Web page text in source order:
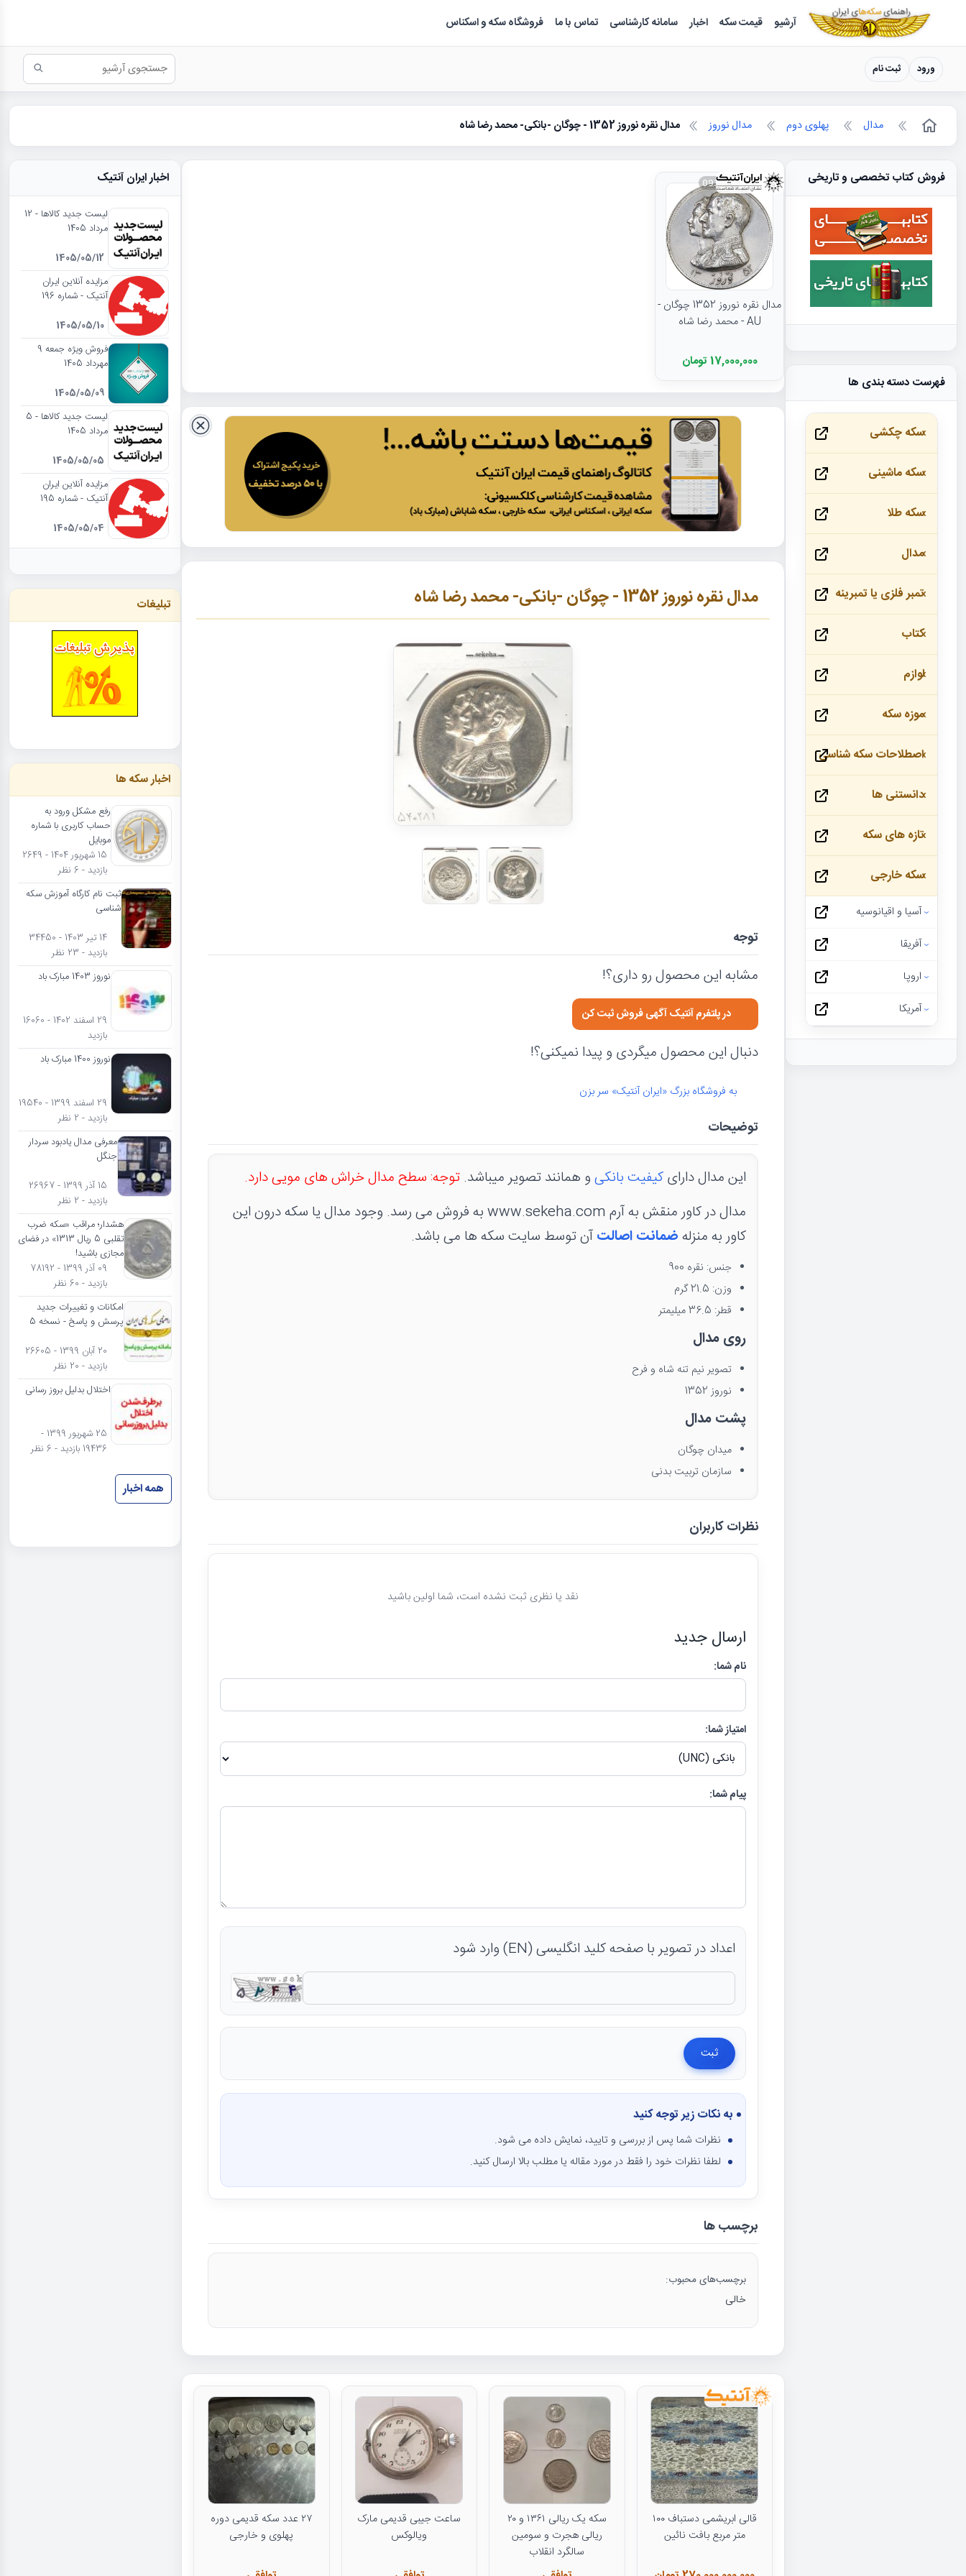
سکه ها ؛ راهنمای سکه شناسی
آرشیو قیمت سکه اخبار سامانه کارشناسی تماس با ما فروشگاه سکه و اسکناس
ورود ثبت نام
مدال پهلوی دوم مدال نوروز مدال نقره نوروز 1352 - چوگان -بانکی- محمد رضا شاه
093481
مدال نقره نوروز 1352 چوگان -
AU - محمد رضا شاه
17,000,000 تومان
مدال نقره نوروز 1352 - چوگان -بانکی- محمد رضا شاه
توجه
مشابه این محصول رو داری؟!
در پلتفرم آنتیک آگهی فروش ثبت کن
دنبال این محصول میگردی و پیدا نمیکنی؟!
به فروشگاه بزرگ «ایران آنتیک» سر بزن
توضیحات
این مدال دارایکیفیت بانکیو همانند تصویر میباشد.توجه: سطح مدال خراش های مویی دارد.
مدال در کاور منقش به آرم www.sekeha.com به فروش می رسد. وجود مدال یا سکه درون این
کاور به منزلهضمانت اصالتآن توسط سایت سکه ها می باشد.
جنس: نقره 900
وزن: 21.5 گرم
قطر: 36.5 میلیمتر
روی مدال
تصویر نیم تنه شاه و فرح
نوروز 1352
پشت مدال
میدان چوگان
سازمان تربیت بدنی
نظرات کاربران
نقد یا نظری ثبت نشده است، شما اولین باشید
ارسال جدید
نام شما:
امتیاز شما:
پیام شما:
اعداد در تصویر با صفحه کلید انگلیسی (EN) وارد شود
به نکات زیر توجه کنید
نظرات شما پس از بررسی و تایید، نمایش داده می شود.
لطفا نظرات خود را فقط در مورد مقاله یا مطلب بالا ارسال کنید.
برچسب ها
برچسب‌های محبوب:
خالی
قالی ابریشمی دستباف ۱۰۰
متر مربع بافت نائین
سکه یک ریالی ۱۳۶۱ و ۲۰
ریالی هجرت و سومین
سالگرد انقلاب
ساعت جیبی قدیمی مارک
ویالوکس
۲۷ عدد سکه قدیمی دوره
پهلوی و خارجی
اخبار ایران آنتیک
لیست جدید کالاها - 12
مرداد 1405
1405/05/12
مزایده آنلاین ایران
آنتیک - شماره 196
1405/05/10
فروش ویژه جمعه 9
مهرداد 1405
1405/05/09
لیست جدید کالاها - 5
مرداد 1405
1405/05/05
مزایده آنلاین ایران
آنتیک - شماره 195
1405/05/04
تبلیغات
اخبار سکه ها
رفع مشکل ورود به
حساب کاربری با شماره
موبایل
15 شهریور 1404 - 2649
بازدید - 6 نظر
ثبت نام کارگاه آموزش سکه
شناسی
14 تیر 1403 - 34450
بازدید - 23 نظر
نوروز 1403 مبارک باد
29 اسفند 1402 - 16060
بازدید
نوروز 1400 مبارک باد
29 اسفند 1399 - 19540
بازدید - 2 نظر
معرفی مدال یادبود سردار
جنگل
15 آذر 1399 - 26967
بازدید - 2 نظر
هشدار؛ مراقب «سکه ضرب
تقلبی 5 ریال 1313» در فضای
مجازی باشید!
09 آذر 1399 - 78192
بازدید - 60 نظر
امکانات و تغییرات جدید
پرسش و پاسخ - نسخه 5
20 آبان 1399 - 26605
بازدید - 20 نظر
اختلال بدلیل بروز رسانی
25 شهریور 1399 -
19436 بازدید - 6 نظر
همه اخبار
فروش کتاب تخصصی و تاریخی
فهرست دسته بندی ها
سکه چکشی
سکه ماشینی
سکه طلا
مدال
تمبر فلزی یا تمبرینه
کتاب
لوازم
موزه سکه
اصطلاحات سکه شناسی
دانستنی ها
تازه های سکه
سکه خارجی
آسیا و اقیانوسیه
آفریقا
اروپا
آمریکا